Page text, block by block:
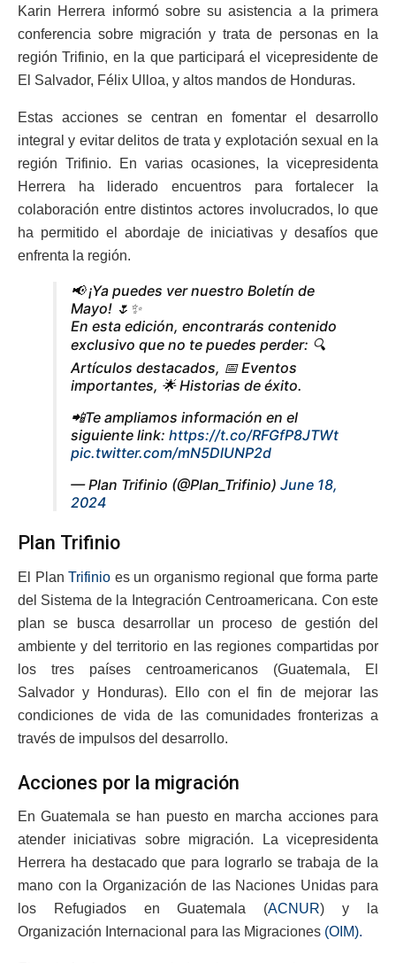
Karin Herrera informó sobre su asistencia a la primera
conferencia sobre migración y trata de personas en la
región Trifinio, en la que participará el vicepresidente de
El Salvador, Félix Ulloa, y altos mandos de Honduras.
Estas acciones se centran en fomentar el desarrollo
integral y evitar delitos de trata y explotación sexual en la
región Trifinio. En varias ocasiones, la vicepresidenta
Herrera ha liderado encuentros para fortalecer la
colaboración entre distintos actores involucrados, lo que
ha permitido el abordaje de iniciativas y desafíos que
enfrenta la región.
📢 ¡Ya puedes ver nuestro Boletín de
Mayo! 🌷✨
En esta edición, encontrarás contenido
exclusivo que no te puedes perder: 🔍
Artículos destacados, 📅 Eventos
importantes, 🌟 Historias de éxito.
📲Te ampliamos información en el
siguiente link: https://t.co/RFGfP8JTWt
pic.twitter.com/mN5DlUNP2d
— Plan Trifinio (@Plan_Trifinio) June 18,
2024
Plan Trifinio
El PlanTrifinio es un organismo regional que forma parte
del Sistema de la Integración Centroamericana. Con este
plan se busca desarrollar un proceso de gestión del
ambiente y del territorio en las regiones compartidas por
los tres países centroamericanos (Guatemala, El
Salvador y Honduras). Ello con el fin de mejorar las
condiciones de vida de las comunidades fronterizas a
través de impulsos del desarrollo.
Acciones por la migración
En Guatemala se han puesto en marcha acciones para
atender iniciativas sobre migración. La vicepresidenta
Herrera ha destacado que para lograrlo se trabaja de la
mano con la Organización de las Naciones Unidas para
los Refugiados en Guatemala (ACNUR) y la
Organización Internacional para las Migraciones (OIM).